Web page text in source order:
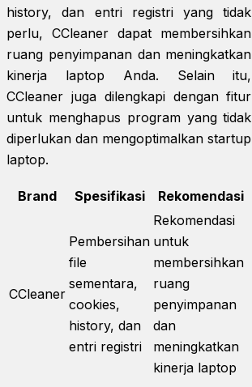
history, dan entri registri yang tidak
perlu, CCleaner dapat membersihkan
ruang penyimpanan dan meningkatkan
kinerja laptop Anda. Selain itu,
CCleaner juga dilengkapi dengan fitur
untuk menghapus program yang tidak
diperlukan dan mengoptimalkan startup
laptop.
Brand Spesifikasi Rekomendasi
CCleaner
Pembersihan
file
sementara,
cookies,
history, dan
entri registri
Rekomendasi
untuk
membersihkan
ruang
penyimpanan
dan
meningkatkan
kinerja laptop